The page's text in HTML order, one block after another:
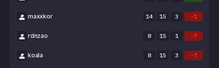
maxxkor 14 15 3 -1
rdnzao 8 15 1 -7
koala 8 15 3 -7